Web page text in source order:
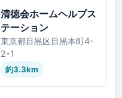
清徳会ホームヘルプス
テーション
東京都目黒区目黒本町4-
2-1
約3.3km